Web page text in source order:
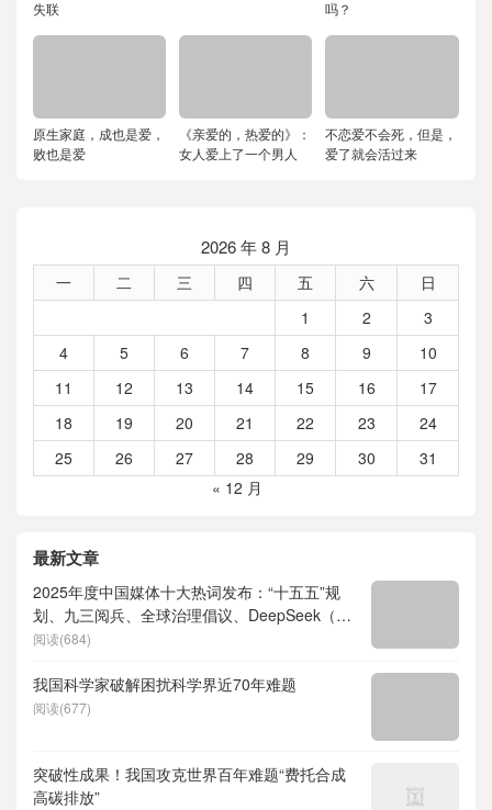
失联
吗？
原生家庭，成也是爱，
败也是爱
《亲爱的，热爱的》：
女人爱上了一个男人
不恋爱不会死，但是，
爱了就会活过来
2026 年 8 月
一 二 三 四 五 六
日
1
2
3
4
5 6 7 8 9
10
11
12 13 14 15 16
17
18
19 20 21 22 23
24
25
26 27 28 29 30
31
« 12 月
最新文章
2025年度中国媒体十大热词发布：“十五五”规
划、九三阅兵、全球治理倡议、DeepSeek（深
度求索）、人形机器人、苏超、票根经济、育
阅读(684)
我国科学家破解困扰科学界近70年难题
阅读(677)
突破性成果！我国攻克世界百年难题“费托合成
高碳排放”